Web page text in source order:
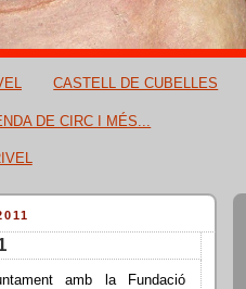
CASTELL DE CUBELLES
DE CIRC I MÉS...
amb la Fundació